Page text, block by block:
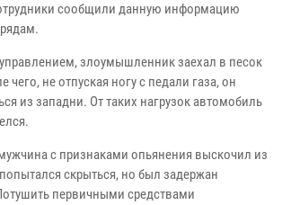
сообщили данную информацию
злоумышленник заехал в песок
чего, не отпуская ногу с педали газа, он
из западни. От таких нагрузок автомобиль
с признаками опьянения выскочил из
скрыться, но был задержан
первичными средствами